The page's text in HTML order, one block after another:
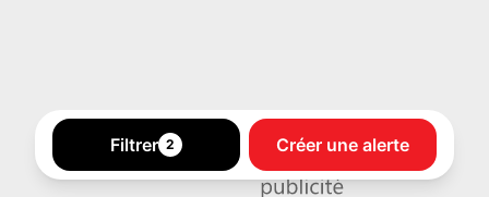
Filtrer 2 Créer une alerte